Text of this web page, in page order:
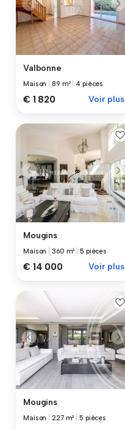
Valbonne
Maison |89 m² 4 pièces
€ 1 820 Voir plus
Mougins
Maison |360 m² |5 pièces
€ 14 000 Voir plus
Mougins
Maison |227 m² |5 pièces